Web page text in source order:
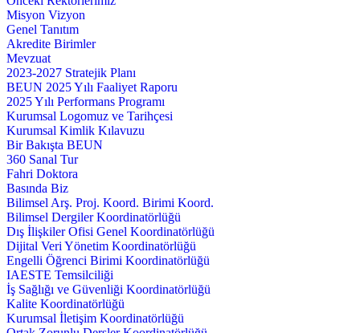
Misyon Vizyon
Genel Tanıtım
Akredite Birimler
Mevzuat
2023-2027 Stratejik Planı
BEUN 2025 Yılı Faaliyet Raporu
2025 Yılı Performans Programı
Kurumsal Logomuz ve Tarihçesi
Kurumsal Kimlik Kılavuzu
Bir Bakışta BEUN
360 Sanal Tur
Fahri Doktora
Basında Biz
Bilimsel Arş. Proj. Koord. Birimi Koord.
Bilimsel Dergiler Koordinatörlüğü
Dış İlişkiler Ofisi Genel Koordinatörlüğü
Dijital Veri Yönetim Koordinatörlüğü
Engelli Öğrenci Birimi Koordinatörlüğü
IAESTE Temsilciliği
İş Sağlığı ve Güvenliği Koordinatörlüğü
Kalite Koordinatörlüğü
Kurumsal İletişim Koordinatörlüğü